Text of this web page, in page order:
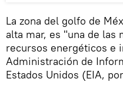
La zona del golfo de
alta mar, es "una de las
recursos energéticos e
Administración de
Estados Unidos (EIA,